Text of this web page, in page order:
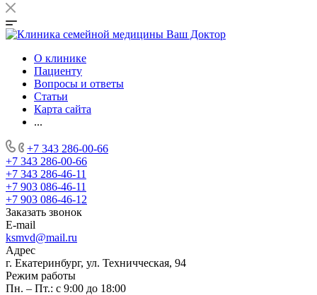
О клинике
Пациенту
Вопросы и ответы
Статьи
Карта сайта
...
+7 343 286-00-66
+7 343 286-00-66
+7 343 286-46-11
+7 903 086-46-11
+7 903 086-46-12
Заказать звонок
E-mail
ksmvd@mail.ru
Адрес
г. Екатеринбург, ул. Техничческая, 94
Режим работы
Пн. – Пт.: с 9:00 до 18:00